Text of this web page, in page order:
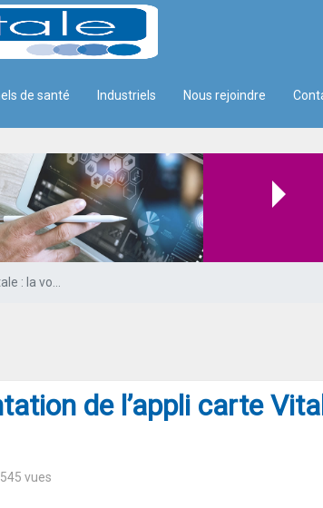
de santé Industriels Nous rejoindre
Vitale : la voie est
de l’appli carte
vues